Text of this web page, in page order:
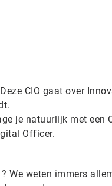
CIO gaat over
je natuurlijk met een
Officer.
We weten immers